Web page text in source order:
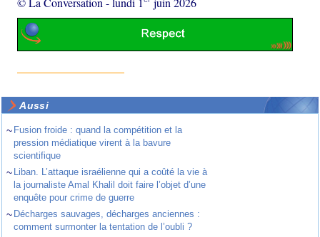
Aussi
~ Fusion froide : quand la compétition et la
pression médiatique virent à la bavure
scientifique
~ Liban. L’attaque israélienne qui a coûté la vie à
la journaliste Amal Khalil doit faire l’objet d’une
enquête pour crime de guerre
~ Décharges sauvages, décharges anciennes :
comment surmonter la tentation de l’oubli ?